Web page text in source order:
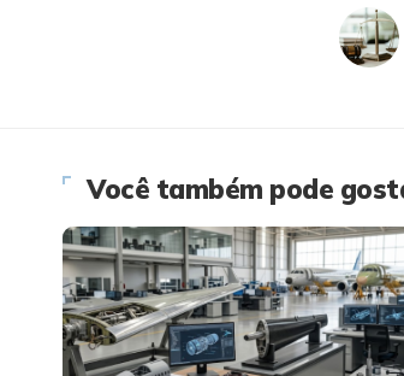
Você também pode